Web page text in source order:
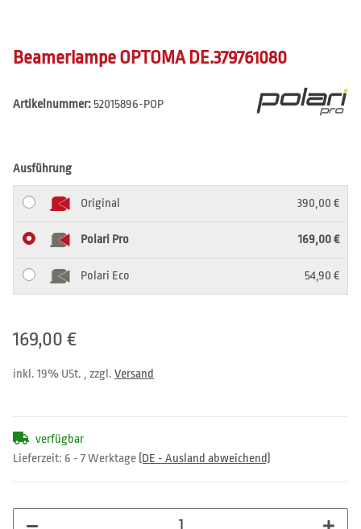
Beamerlampe OPTOMA DE.379761080
Artikelnummer:52015896-POP
Ausführung
Original 390,00 €
Polari Pro 169,00 €
Polari Eco 54,90 €
169,00 €
inkl. 19% USt. , zzgl. Versand
verfügbar
Lieferzeit: 6 - 7 Werktage (DE - Ausland abweichend)